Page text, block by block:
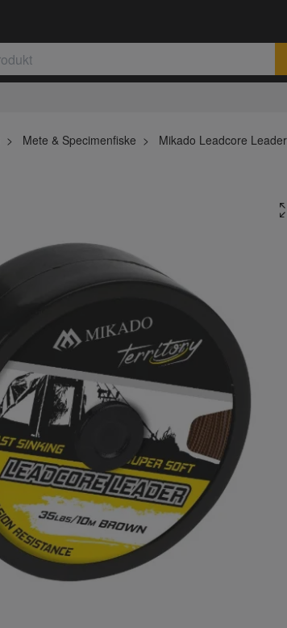
Mete & Specimenfiske Mikado Leadcore